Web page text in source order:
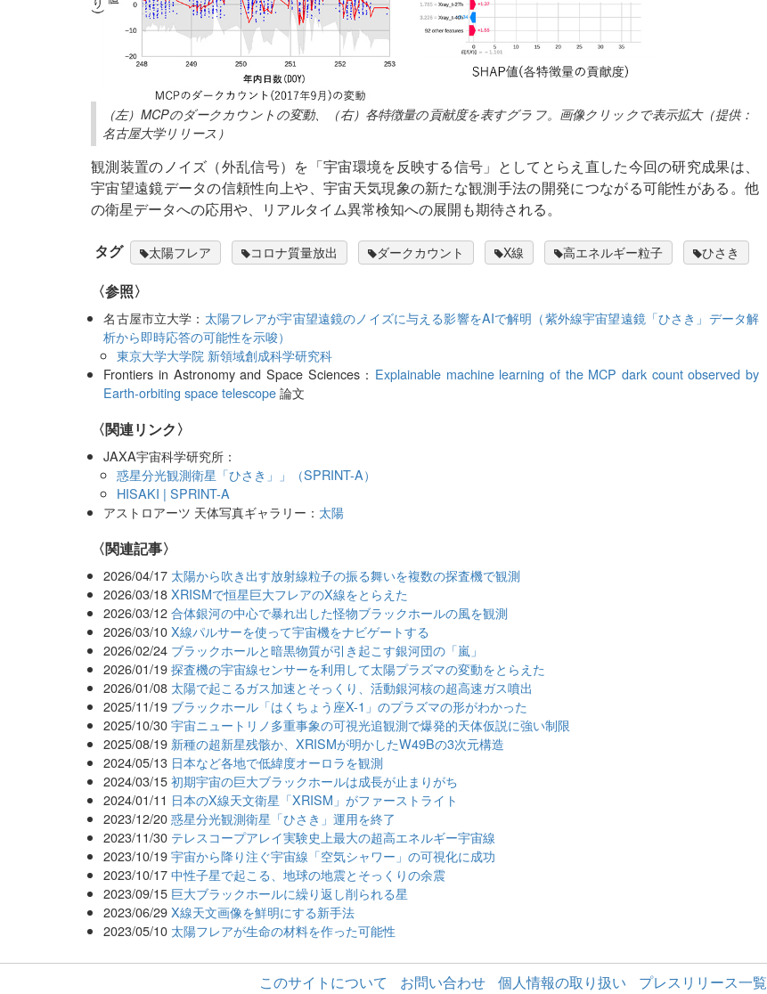
（左）MCPのダークカウントの変動、（右）各特徴量の貢献度を表すグラフ。画像クリックで表示拡大（提供：
名古屋大学リリース）
観測装置のノイズ（外乱信号）を「宇宙環境を反映する信号」としてとらえ直した今回の研究成果は、
宇宙望遠鏡データの信頼性向上や、宇宙天気現象の新たな観測手法の開発につながる可能性がある。他
の衛星データへの応用や、リアルタイム異常検知への展開も期待される。
タグ 太陽フレア コロナ質量放出 ダークカウント X線 高エネルギー粒子 ひさき
〈参照〉
名古屋市立大学： 太陽フレアが宇宙望遠鏡のノイズに与える影響をAIで解明（紫外線宇宙望遠鏡「ひさき」データ解
析から即時応答の可能性を示唆）
東京大学大学院 新領域創成科学研究科
Frontiers in Astronomy and Space Sciences： Explainable machine learning of the MCP dark count observed by
Earth-orbiting space telescope論文
〈関連リンク〉
JAXA宇宙科学研究所：
惑星分光観測衛星「ひさき」」（SPRINT-A）
HISAKI | SPRINT-A
アストロアーツ 天体写真ギャラリー： 太陽
関連記事
2026/04/17 太陽から吹き出す放射線粒子の振る舞いを複数の探査機で観測
2026/03/18 XRISMで恒星巨大フレアのX線をとらえた
2026/03/12 合体銀河の中心で暴れ出した怪物ブラックホールの風を観測
2026/03/10 X線パルサーを使って宇宙機をナビゲートする
2026/02/24 ブラックホールと暗黒物質が引き起こす銀河団の「嵐」
2026/01/19 探査機の宇宙線センサーを利用して太陽プラズマの変動をとらえた
2026/01/08 太陽で起こるガス加速とそっくり、活動銀河核の超高速ガス噴出
2025/11/19 ブラックホール「はくちょう座X-1」のプラズマの形がわかった
2025/10/30 宇宙ニュートリノ多重事象の可視光追観測で爆発的天体仮説に強い制限
2025/08/19 新種の超新星残骸か、XRISMが明かしたW49Bの3次元構造
2024/05/13 日本など各地で低緯度オーロラを観測
2024/03/15 初期宇宙の巨大ブラックホールは成長が止まりがち
2024/01/11 日本のX線天文衛星「XRISM」がファーストライト
2023/12/20 惑星分光観測衛星「ひさき」運用を終了
2023/11/30 テレスコープアレイ実験史上最大の超高エネルギー宇宙線
2023/10/19 宇宙から降り注ぐ宇宙線「空気シャワー」の可視化に成功
2023/10/17 中性子星で起こる、地球の地震とそっくりの余震
2023/09/15 巨大ブラックホールに繰り返し削られる星
2023/06/29 X線天文画像を鮮明にする新手法
2023/05/10 太陽フレアが生命の材料を作った可能性
このサイトについて お問い合わせ 個人情報の取り扱い プレスリリース一覧